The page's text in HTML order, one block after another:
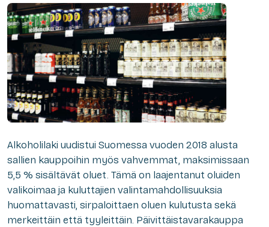
Alkoholilaki uudistui Suomessa vuoden 2018 alusta
sallien kauppoihin myös vahvemmat, maksimissaan
5,5 % sisältävät oluet. Tämä on laajentanut oluiden
valikoimaa ja kuluttajien valintamahdollisuuksia
huomattavasti, sirpaloittaen oluen kulutusta sekä
merkeittäin että tyyleittäin. Päivittäistavarakauppa